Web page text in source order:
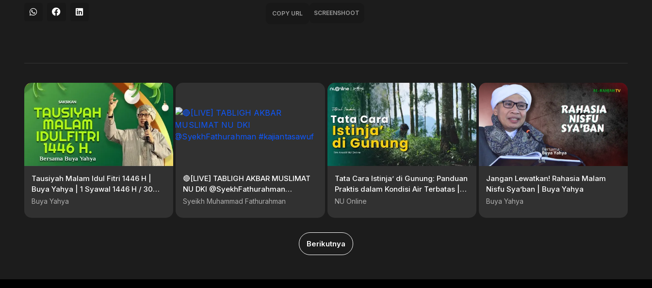
COPY URL SCREENSHOOT
Tausiyah Malam Idul Fitri 1446 H |
Buya Yahya | 1 Syawal 1446 H / 30
Maret 2025 M
Buya Yahya
🔴[LIVE] TABLIGH AKBAR MUSLIMAT
NU DKI @SyekhFathurahman
#kajiantasawuf
Syeikh Muhammad Fathurahman
Tata Cara Istinja’ di Gunung: Panduan
Praktis dalam Kondisi Air Terbatas |
Tutorial Ibadah
NU Online
Jangan Lewatkan! Rahasia Malam
Nisfu Sya’ban | Buya Yahya
Buya Yahya
Berikutnya